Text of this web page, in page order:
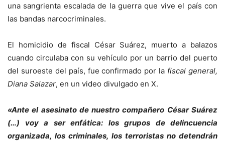
una sangrienta escalada de la guerra que vive el país con
las bandas narcocriminales.
El homicidio de fiscal César Suárez, muerto a balazos
cuando circulaba con su vehículo por un barrio del puerto
del suroeste del país, fue confirmado por la fiscal general,
Diana Salazar, en un video divulgado en X.
«Ante el asesinato de nuestro compañero César Suárez
(…) voy a ser enfática: los grupos de delincuencia
organizada, los criminales, los terroristas no detendrán